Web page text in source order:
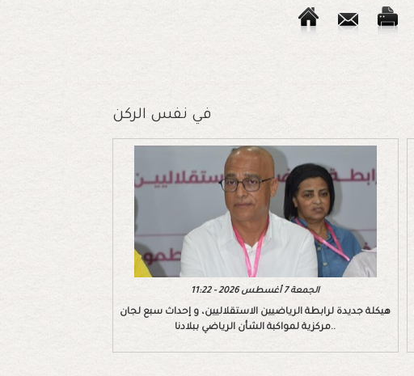
في نفس الركن
الجمعة 7 أغسطس 2026 - 11:22
هيكلة جديدة لرابطة الرياضيين الاستقلاليين، و إحداث سبع لجان
مركزية لمواكبة الشأن الرياضي ببلادنا..